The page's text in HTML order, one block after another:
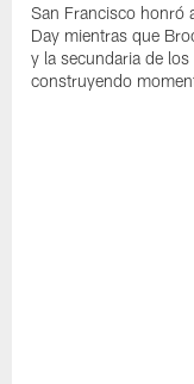
San Francisco honró
Day mientras que
y la secundaria de
construyendo